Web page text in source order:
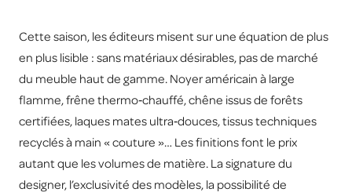
Cette saison, les éditeurs misent sur une équation de plus
en plus lisible : sans matériaux désirables, pas de marché
du meuble haut de gamme. Noyer américain à large
flamme, frêne thermo‑chauffé, chêne issus de forêts
certifiées, laques mates ultra‑douces, tissus techniques
recyclés à main « couture »… Les finitions font le prix
autant que les volumes de matière. La signature du
designer, l’exclusivité des modèles, la possibilité de